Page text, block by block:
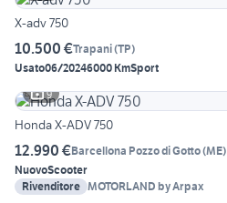
X-adv 750
10.500 €Trapani(TP)
Usato06/20246000 KmSport
9
Honda X-ADV 750
12.990 €Barcellona Pozzo di Gotto(ME)
NuovoScooter
Rivenditore MOTORLAND by Arpax